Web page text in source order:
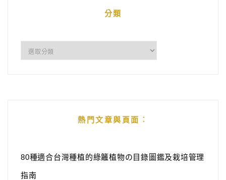
分類
熱門文章與頁面︰
80種適合台灣種植的綠籬植物の目錄圖鑑及栽培管理
指南